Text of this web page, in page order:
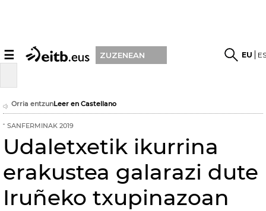
☰ ZUZENEAN EU
Orria entzunLeer en Castellano
SANFERMINAK 2019
Udaletxetik ikurrina
erakustea galarazi dute
Iruñeko txupinazoan